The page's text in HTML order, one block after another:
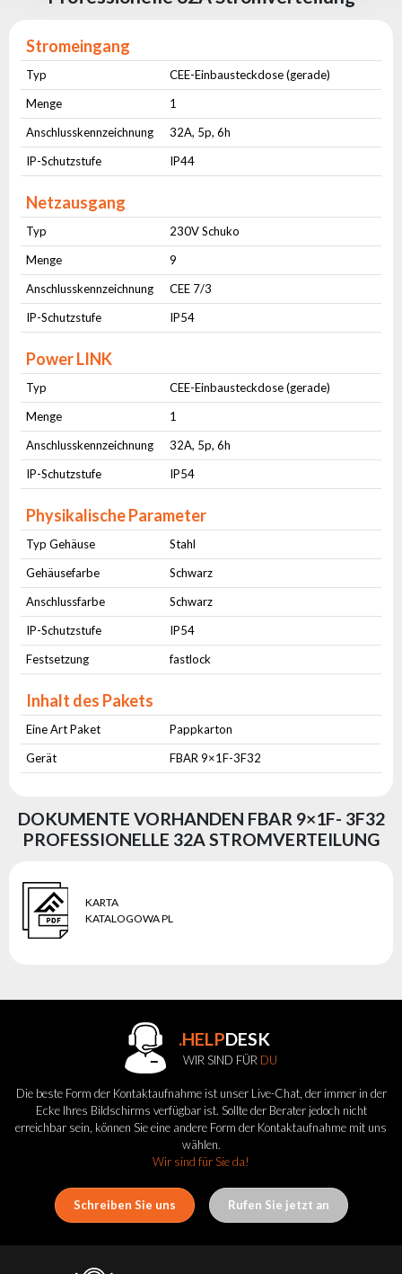
Stromeingang
Typ
CEE-Einbausteckdose (gerade)
Menge
1
Anschlusskennzeichnung
32A, 5p, 6h
IP-Schutzstufe
IP44
Netzausgang
Typ
230V Schuko
Menge
9
Anschlusskennzeichnung
CEE 7/3
IP-Schutzstufe
IP54
Power LINK
Typ
CEE-Einbausteckdose (gerade)
Menge
1
Anschlusskennzeichnung
32A, 5p, 6h
IP-Schutzstufe
IP54
Physikalische Parameter
Typ Gehäuse
Stahl
Gehäusefarbe
Schwarz
Anschlussfarbe
Schwarz
IP-Schutzstufe
IP54
Festsetzung
fastlock
Inhalt des Pakets
Eine Art Paket
Pappkarton
Gerät
FBAR 9×1F-3F32
DOKUMENTE VORHANDEN FBAR 9×1F- 3F32
PROFESSIONELLE 32A STROMVERTEILUNG
KARTA
KATALOGOWA PL
.HELPDESK
WIR SIND FÜR DU
Die beste Form der Kontaktaufnahme ist unser Live-Chat, der immer in der
Ecke Ihres Bildschirms verfügbar ist. Sollte der Berater jedoch nicht
erreichbar sein, können Sie eine andere Form der Kontaktaufnahme mit uns
wählen.
Wir sind für Sie da!
Schreiben Sie uns Rufen Sie jetzt an